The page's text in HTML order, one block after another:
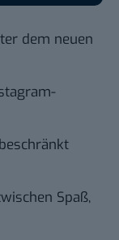
dem neuen
Spaß,